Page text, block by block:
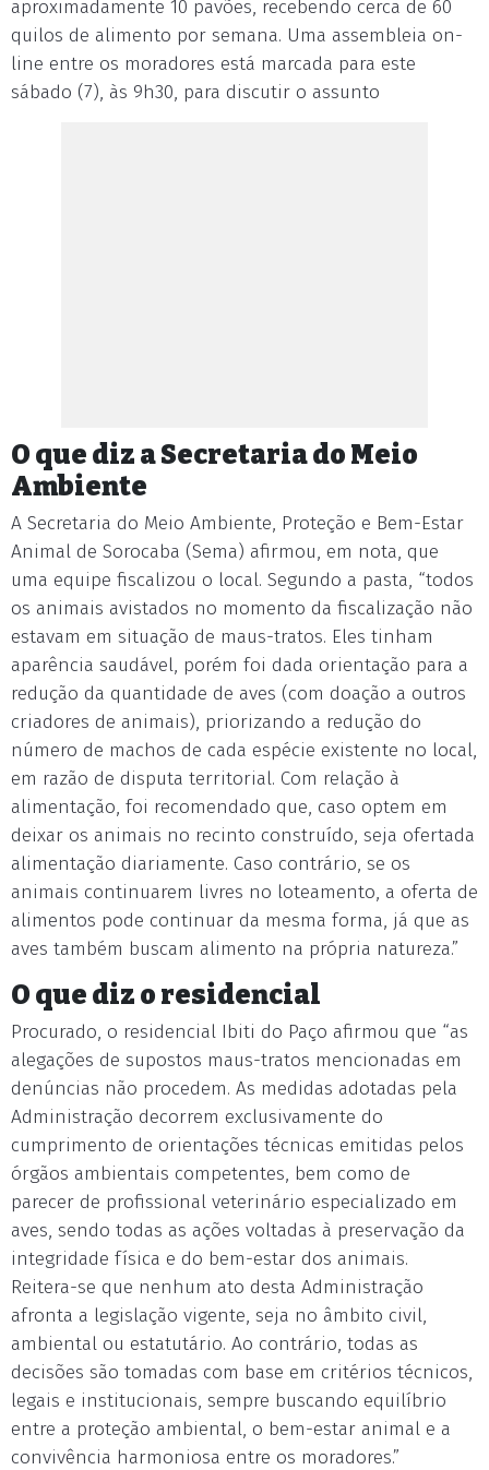
aproximadamente 10 pavões, recebendo cerca de 60
quilos de alimento por semana. Uma assembleia on-
line entre os moradores está marcada para este
sábado (7), às 9h30, para discutir o assunto
O que diz a Secretaria do Meio
Ambiente
A Secretaria do Meio Ambiente, Proteção e Bem-Estar
Animal de Sorocaba (Sema) afirmou, em nota, que
uma equipe fiscalizou o local. Segundo a pasta, “todos
os animais avistados no momento da fiscalização não
estavam em situação de maus-tratos. Eles tinham
aparência saudável, porém foi dada orientação para a
redução da quantidade de aves (com doação a outros
criadores de animais), priorizando a redução do
número de machos de cada espécie existente no local,
em razão de disputa territorial. Com relação à
alimentação, foi recomendado que, caso optem em
deixar os animais no recinto construído, seja ofertada
alimentação diariamente. Caso contrário, se os
animais continuarem livres no loteamento, a oferta de
alimentos pode continuar da mesma forma, já que as
aves também buscam alimento na própria natureza.”
O que diz o residencial
Procurado, o residencial Ibiti do Paço afirmou que “as
alegações de supostos maus-tratos mencionadas em
denúncias não procedem. As medidas adotadas pela
Administração decorrem exclusivamente do
cumprimento de orientações técnicas emitidas pelos
órgãos ambientais competentes, bem como de
parecer de profissional veterinário especializado em
aves, sendo todas as ações voltadas à preservação da
integridade física e do bem-estar dos animais.
Reitera-se que nenhum ato desta Administração
afronta a legislação vigente, seja no âmbito civil,
ambiental ou estatutário. Ao contrário, todas as
decisões são tomadas com base em critérios técnicos,
legais e institucionais, sempre buscando equilíbrio
entre a proteção ambiental, o bem-estar animal e a
convivência harmoniosa entre os moradores.”